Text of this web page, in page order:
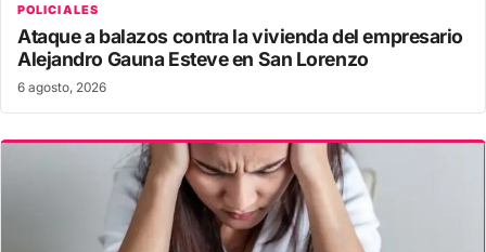
POLICIALES
Ataque a balazos contra la vivienda del empresario
Alejandro Gauna Esteve en San Lorenzo
6 agosto, 2026